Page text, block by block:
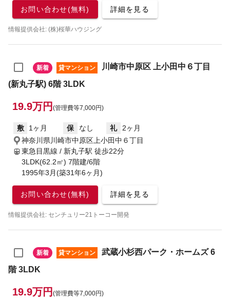
お問い合わせ(無料) 詳細を見る
情報提供会社: (株)桜華ハウジング
新着 貸マンション
川崎市中原区 上小田中６丁目
(新丸子駅) 6階 3LDK
19.9万円 (管理費等7,000円)
敷 1ヶ月 保 なし 礼
2ヶ月
神奈川県川崎市中原区上小田中６丁目
東急目黒線 / 新丸子駅 徒歩22分
3LDK(62.2㎡) 7階建/6階
1995年3月(築31年6ヶ月)
お問い合わせ(無料) 詳細を見る
情報提供会社: センチュリー21トーコー開発
新着 貸マンション
武蔵小杉西パーク・ホームズ 6
階 3LDK
19.9万円 (管理費等7,000円)